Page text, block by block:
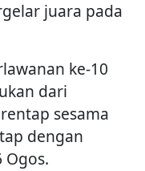
juara pada
ke-10
dari
sesama
dengan